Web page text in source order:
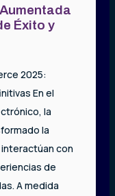
Éxito y
2025:
En el
la
la
con
de
A medida